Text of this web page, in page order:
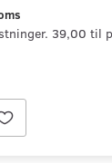
39,00 til